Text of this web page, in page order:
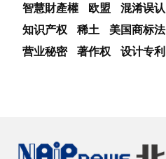
智慧財產權
欧盟 混淆误认
知识产权
稀土 美国商标法
营业秘密
著作权 设计专利